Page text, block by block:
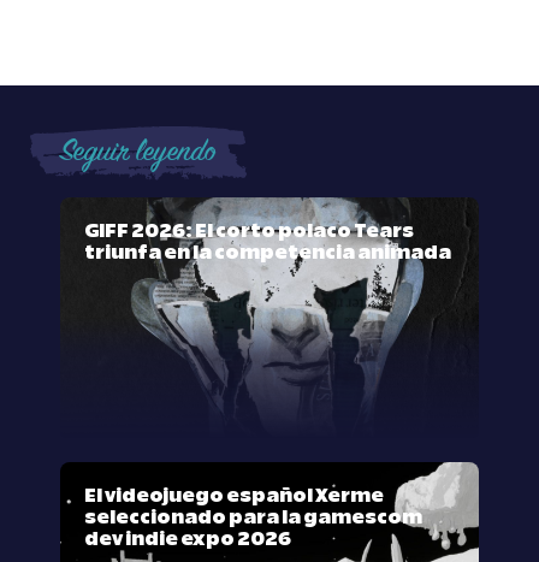
Seguir leyendo
GIFF 2026: El corto polaco Tears
triunfa en la competencia animada
El videojuego español Xerme
seleccionado para la gamescom
dev indie expo 2026